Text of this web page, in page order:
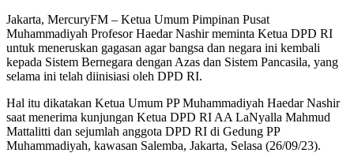
Jakarta, MercuryFM – Ketua Umum Pimpinan Pusat
Muhammadiyah Profesor Haedar Nashir meminta Ketua DPD RI
untuk meneruskan gagasan agar bangsa dan negara ini kembali
kepada Sistem Bernegara dengan Azas dan Sistem Pancasila, yang
selama ini telah diinisiasi oleh DPD RI.
Hal itu dikatakan Ketua Umum PP Muhammadiyah Haedar Nashir
saat menerima kunjungan Ketua DPD RI AA LaNyalla Mahmud
Mattalitti dan sejumlah anggota DPD RI di Gedung PP
Muhammadiyah, kawasan Salemba, Jakarta, Selasa (26/09/23).